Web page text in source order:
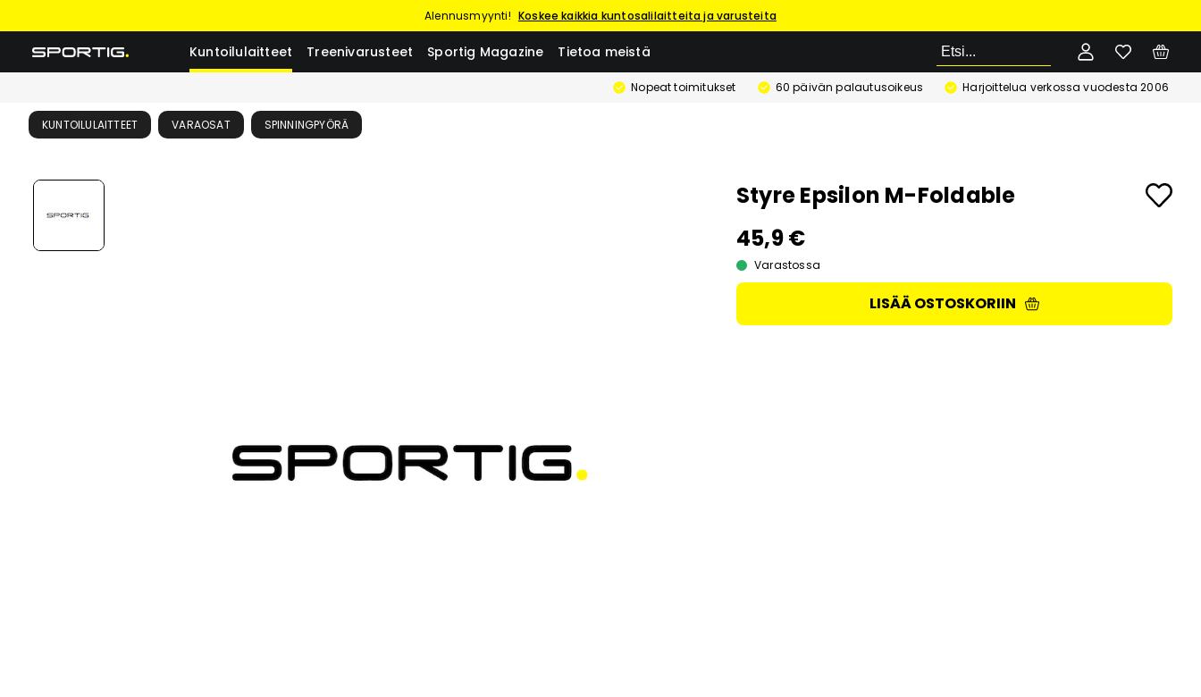
Alennusmyynti! Koskee kaikkia kuntosalilaitteita ja varusteita
Kuntoilulaitteet Treenivarusteet Sportig Magazine Tietoa meistä Etsi
Nopeat toimitukset 60 päivän palautusoikeus Harjoittelua verkossa vuodesta 2006
KUNTOILULAITTEET VARAOSAT SPINNINGPYÖRÄ
Styre Epsilon M-Foldable
45,9 €
Varastossa
LISÄÄ OSTOSKORIIN